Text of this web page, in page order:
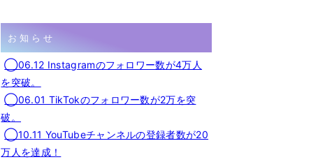
お知らせ
◯06.12 Instagramのフォロワー数が4万人
を突破。
◯06.01 TikTokのフォロワー数が2万を突
破。
◯10.11 YouTubeチャンネルの登録者数が20
万人を達成！